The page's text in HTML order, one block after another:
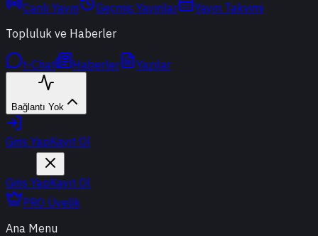
Canlı Yayın Geçmiş Yayınlar
Yayın Takvimi
Topluluk ve Haberler
t-Chat Haberler Yazılar
Bağlantı Yok
Giriş YapKayıt Ol
Giriş YapKayıt Ol
PRO Üyelik
Ana Menu